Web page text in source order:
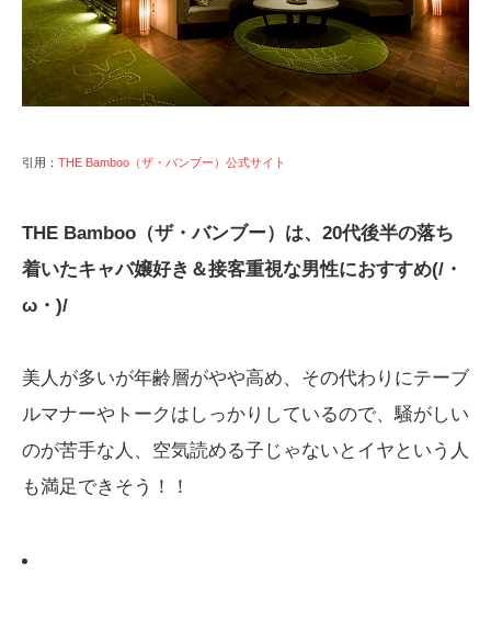
引用： THE Bamboo（ザ・バンブー）公式サイト
THE Bamboo（ザ・バンブー）は、20代後半の落ち
着いたキャバ嬢好き＆接客重視な男性におすすめ(/・
ω・)/
美人が多いが年齢層がやや高め、その代わりにテーブ
ルマナーやトークはしっかりしているので、騒がしい
のが苦手な人、空気読める子じゃないとイヤという人
も満足できそう！！